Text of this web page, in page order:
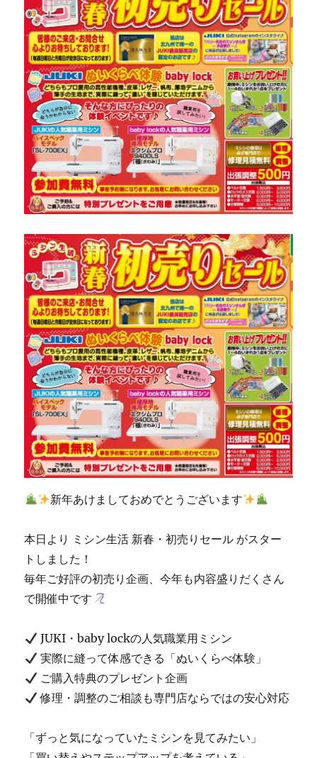
ご
依
福
岡
橋
市
の
お
客
様
よ
☆
北
州
ミ
シ
理・
販
売
専
門
店
新年あけましておめでとうございます
本日より ミシン生活 新春・初売りセール がスター
トしました！
毎年ご好評の初売り企画、今年も内容盛りだくさん
で開催中です
JUKI・baby lockの人気職業用ミシン
実際に縫って体感できる「ぬいくらべ体験」
ご購入特典のプレゼント企画
修理・調整のご相談も専門店ならではの安心対応
「ずっと気になっていたミシンを見てみたい」